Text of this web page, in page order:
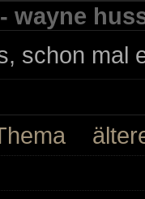
wayne
schon mal